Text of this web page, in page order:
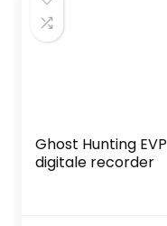
Ghost Hunting EVP
digitale recorder